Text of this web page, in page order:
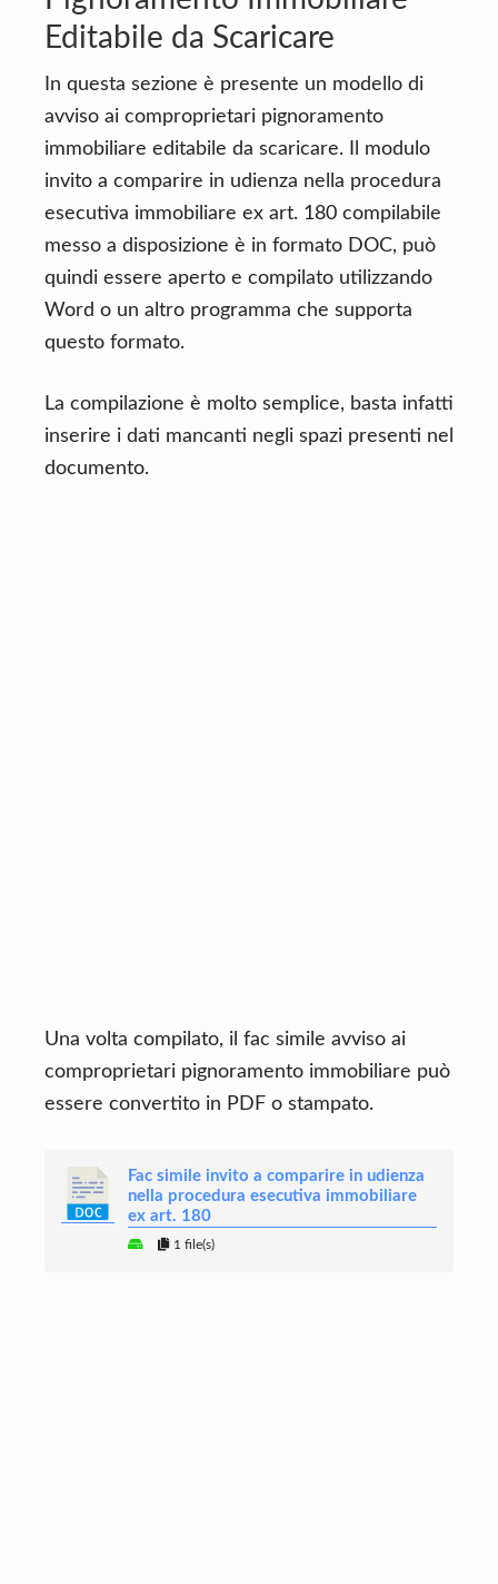
Editabile da Scaricare
In questa sezione è presente un modello di
avviso ai comproprietari pignoramento
immobiliare editabile da scaricare. Il modulo
invito a comparire in udienza nella procedura
esecutiva immobiliare ex art. 180 compilabile
messo a disposizione è in formato DOC, può
quindi essere aperto e compilato utilizzando
Word o un altro programma che supporta
questo formato.
La compilazione è molto semplice, basta infatti
inserire i dati mancanti negli spazi presenti nel
documento.
Una volta compilato, il fac simile avviso ai
comproprietari pignoramento immobiliare può
essere convertito in PDF o stampato.
Fac simile invito a comparire in udienza
nella procedura esecutiva immobiliare
ex art. 180
1 file(s)